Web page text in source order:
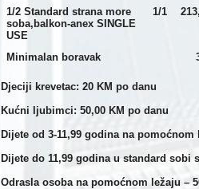
1/2 Standard strana more
soba,balkon-anex SINGLE
USE
1/1
Minimalan boravak
Djeciji krevetac: 20 KM po danu
Kućni ljubimci: 50,00 KM po danu
Dijete od 3-11,99 godina na
Dijete do 11,99 godina u standard
Odrasla osoba na pomoćnom ležaju –